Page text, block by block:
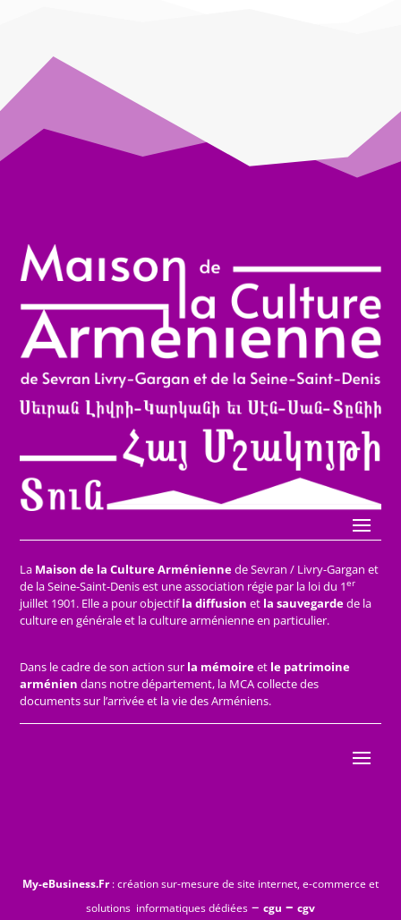
La Maison de la Culture Arméniennede Sevran / Livry-Gargan et
de la Seine-Saint-Denis est une association régie par la loi du 1er
juillet 1901. Elle a pour objectifla diffusion et la sauvegardede la
culture en générale et la culture arménienne en particulier.
Dans le cadre de son action sur la mémoireet le patrimoine
arménien dans notre département, la MCA collecte des
documents sur l’arrivée et la vie des Arméniens.
My-eBusiness.Fr: création sur-mesure de site internet, e-commerce et
solutions informatiques dédiées – cgu – cgv